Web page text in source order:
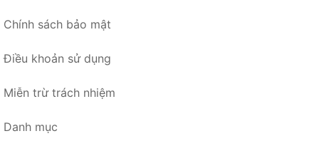
Chính sách bảo mật
Điều khoản sử dụng
Miễn trừ trách nhiệm
Danh mục